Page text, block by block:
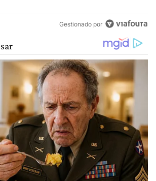
Gestionado por